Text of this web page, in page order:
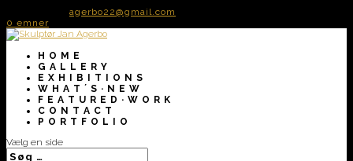
agerbo22@gmail.com
0 emner
H O M E
G A L L E R Y
E X H I B I T I O N S
W H A T ´ S · N E W
F E A T U R E D · W O R K
C O N T A C T
P O R T F O L I O
Vælg en side